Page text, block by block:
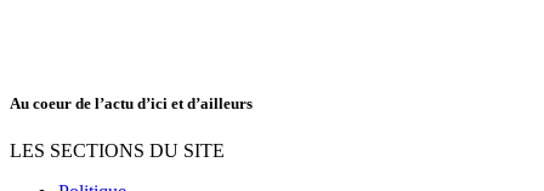
Au coeur de l’actu d’ici et d’ailleurs
LES SECTIONS DU SITE